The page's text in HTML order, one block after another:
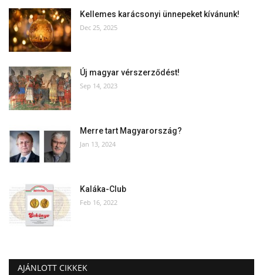
Kellemes karácsonyi ünnepeket kívánunk!
Dec 25, 2025
Új magyar vérszerződést!
Sep 14, 2023
Merre tart Magyarország?
Jan 13, 2024
Kaláka-Club
Feb 16, 2022
AJÁNLOTT CIKKEK